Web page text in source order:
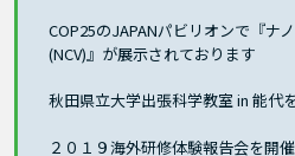
COP25のJAPANパビリオンで『ナ
(NCV)』が展示されております
秋田県立大学出張科学教室 in 能代
２０１９海外研修体験報告会を開